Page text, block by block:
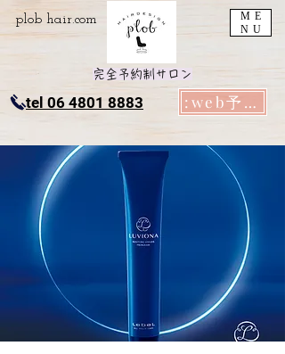
ME
NU
完全予約制サロン
plob​ hair.com
tel 06 4801 8883 :web予約